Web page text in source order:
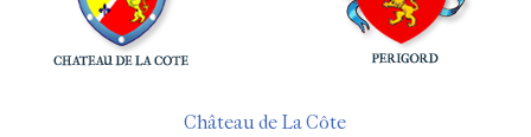
Château de La Côte